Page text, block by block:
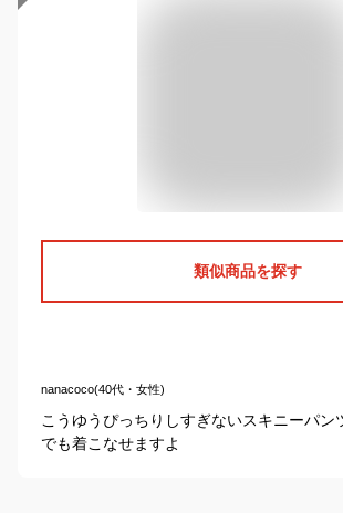
類似商品を探す
nanacoco(40代・女性)
こうゆうぴっちりしすぎないスキニーパン
でも着こなせますよ